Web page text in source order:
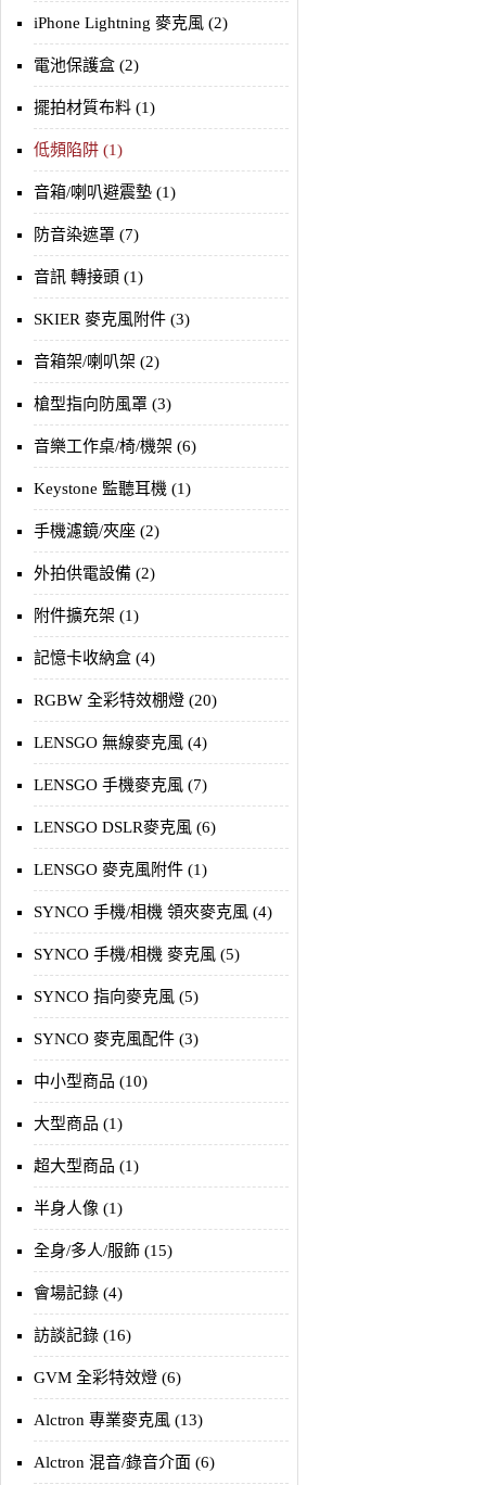
iPhone Lightning 麥克風 (2)
電池保護盒 (2)
擺拍材質布料 (1)
低頻陷阱 (1)
音箱/喇叭避震墊 (1)
防音染遮罩 (7)
音訊 轉接頭 (1)
SKIER 麥克風附件 (3)
音箱架/喇叭架 (2)
槍型指向防風罩 (3)
音樂工作桌/椅/機架 (6)
Keystone 監聽耳機 (1)
手機濾鏡/夾座 (2)
外拍供電設備 (2)
附件擴充架 (1)
記憶卡收納盒 (4)
RGBW 全彩特效棚燈 (20)
LENSGO 無線麥克風 (4)
LENSGO 手機麥克風 (7)
LENSGO DSLR麥克風 (6)
LENSGO 麥克風附件 (1)
SYNCO 手機/相機 領夾麥克風 (4)
SYNCO 手機/相機 麥克風 (5)
SYNCO 指向麥克風 (5)
SYNCO 麥克風配件 (3)
中小型商品 (10)
大型商品 (1)
超大型商品 (1)
半身人像 (1)
全身/多人/服飾 (15)
會場記錄 (4)
訪談記錄 (16)
GVM 全彩特效燈 (6)
Alctron 專業麥克風 (13)
Alctron 混音/錄音介面 (6)